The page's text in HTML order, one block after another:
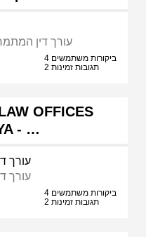
עורך דין
4 ביקורות משתמשים
2 תגובות זמינות
OFFICES
- …
עורך
עורך
4 ביקורות משתמשים
2 תגובות זמינות